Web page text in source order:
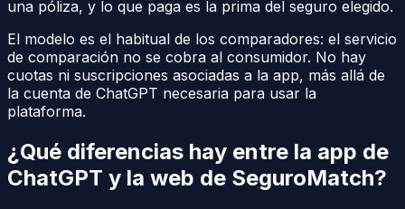
una póliza, y lo que paga es la prima del seguro elegido.
El modelo es el habitual de los comparadores: el servicio
de comparación no se cobra al consumidor. No hay
cuotas ni suscripciones asociadas a la app, más allá de
la cuenta de ChatGPT necesaria para usar la
plataforma.
¿Qué diferencias hay entre la app de
ChatGPT y la web de SeguroMatch?